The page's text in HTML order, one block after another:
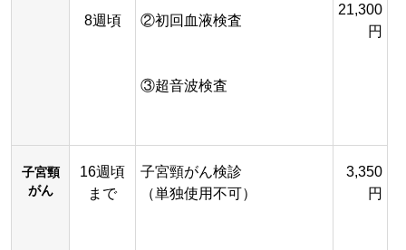
8週頃 ②初回血液検査
③超音波検査
21,300
円
子宮頸
がん
16週頃
まで
子宮頸がん検診
（単独使用不可）
3,350
円